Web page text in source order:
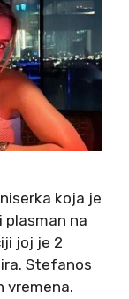
koja je
plasman na
joj je 2
Stefanos
vremena.